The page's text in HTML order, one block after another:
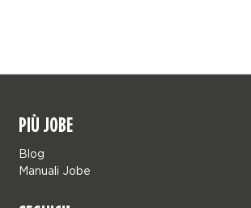
PIÙ JOBE
Blog
Manuali Jobe